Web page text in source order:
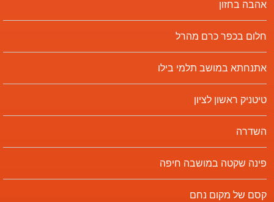
אהבה בחזון
חלום בכפר כרם מהרל
אתנחתא במושב תלמי בילו
טיטניק ראשון לציון
השדרה
פינה שקטה במושבה חיפה
קסם של מקום נחם